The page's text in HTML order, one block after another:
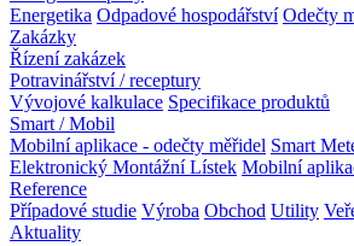
Energetika Odpadové hospodářství Odečty
Zakázky
Řízení zakázek
Potravinářství / receptury
Vývojové kalkulace Specifikace produktů
Smart / Mobil
Mobilní aplikace - odečty měřidel Smart
Elektronický Montážní Lístek Mobilní
Reference
Případové studie Výroba Obchod Utility
Aktuality